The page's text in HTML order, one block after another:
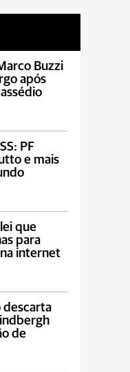
Buzzi
após
PF
e mais
que
para
internet
descarta
de